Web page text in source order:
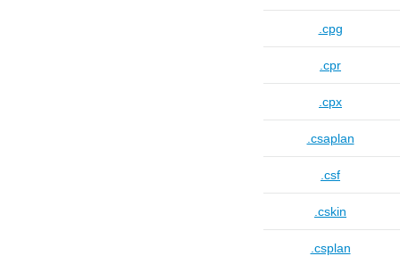
.cpg
.cpr
.cpx
.csaplan
.csf
.cskin
.csplan